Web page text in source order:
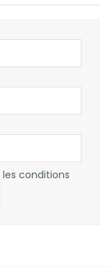
conditions